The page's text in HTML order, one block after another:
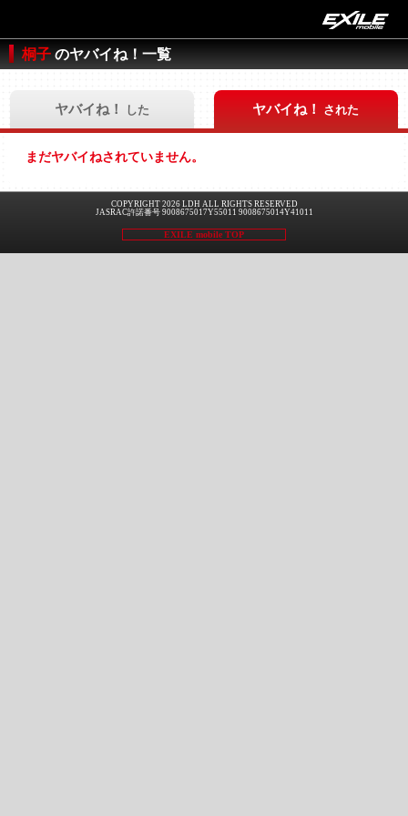
桐子 のヤバイね！一覧
ヤバイね！ した ヤバイね！ された
まだヤバイねされていません。
COPYRIGHT 2026 LDH ALL RIGHTS RESERVED
JASRAC許諾番号 9008675017Y55011 9008675014Y41011
EXILE mobile TOP